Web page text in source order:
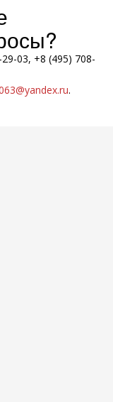
03, +8 (495) 708-
.